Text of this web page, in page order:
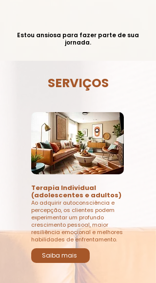
Estou ansiosa para fazer parte de sua
jornada.
SERVIÇOS
Terapia Individual
(adolescentes e adultos)
Ao adquirir autoconsciência e
percepção, os clientes podem
experimentar um profundo
crescimento pessoal, maior
resiliência emocional e melhores
habilidades de enfrentamento.
Saiba mais